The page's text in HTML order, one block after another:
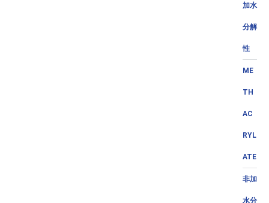
加水
分解
性
ME
TH
AC
RYL
ATE
非加
水分